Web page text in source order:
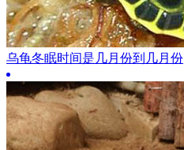
乌龟冬眠时间是几月份到几月份